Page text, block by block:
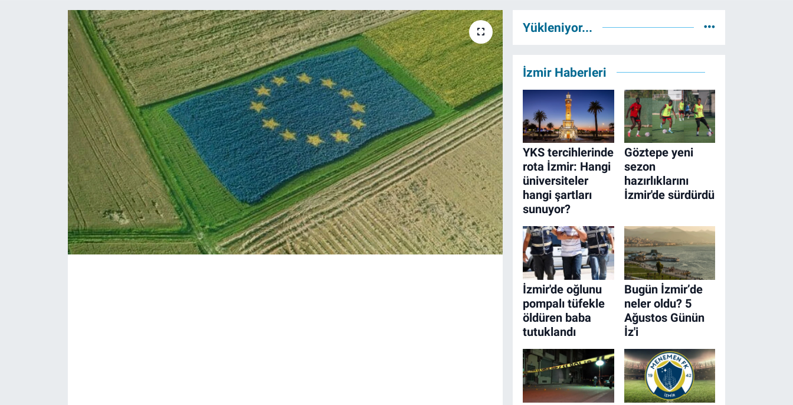
Yükleniyor...
İzmir Haberleri
YKS tercihlerinde
rota İzmir: Hangi
üniversiteler
hangi şartları
sunuyor?
Göztepe yeni
sezon
hazırlıklarını
İzmir'de sürdürdü
İzmir'de oğlunu
pompalı tüfekle
öldüren baba
tutuklandı
Bugün İzmir’de
neler oldu? 5
Ağustos Günün
İz'i